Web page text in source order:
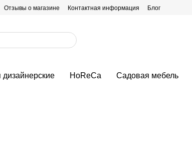
Отзывы о магазине Контактная информация Блог
дизайнерские HoReCa Садовая мебель